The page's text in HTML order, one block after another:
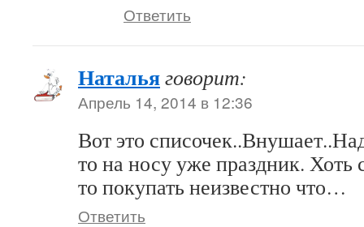
Ответить
Натальяговорит:
Апрель 14, 2014 в 12:36
Вот это
то на носу уже праздник. Хоть
то покупать неизвестно что…
Ответить